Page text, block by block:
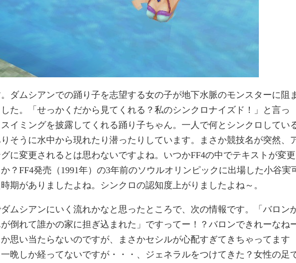
ダムシアンでの踊り子を志望する女の子が地下水脈のモンスターに阻
た。「せっかくだから見てくれる？私のシンクロナイズド！」と言っ
イミングを披露してくれる踊り子ちゃん。一人で何とシンクロしてい
そうに水中から現れたり潜ったりしています。まさか競技名が突然、
に変更されるとは思わないですよね。いつかFF4の中でテキストが変更
？FF4発売（1991年）の3年前のソウルオリンピックに出場した小谷実
期がありましたよね。シンクロの認知度上がりましたよね～。
ムシアンにいく流れかなと思ったところで、次の情報です。「バロン
倒れて誰かの家に担ぎ込まれた」ですってー！？バロンできれーなね
思い当たらないのですが、まさかセシルが心配すぎてきちゃってます
晩しか経ってないですが・・・、ジェネラルをつけてきた？女性の足